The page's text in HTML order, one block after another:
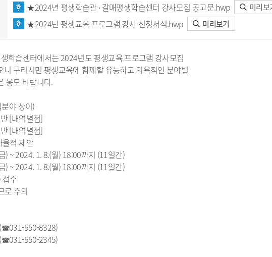
★2024년 평생학습관 ∙ 갈매평생학습센터 강사모집 공고문.hwp 미리보
★2024년 평생교육 프로그램 강사 신청서식.hwp 미리보기
학습센터에서는 2024년도 평생교육 프로그램 강사모집
니 구리시민 평생교육에 함께할 유능하고 의욕적인 분야별
응모 바랍니다.
야 상이)
[내역별첨]
[내역별첨]
적 제안
) ~ 2024. 1. 8.(월) 18:00까지 (11일간)
) ~ 2024. 1. 8.(월) 18:00까지 (11일간)
접수
로 주의
550-8328)
550-2345)